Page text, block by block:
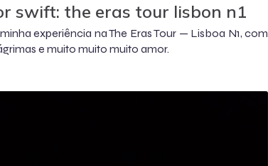
swift: the eras tour lisbon n1
experiência na The Eras Tour — Lisboa N1, com
e muito muito muito amor.